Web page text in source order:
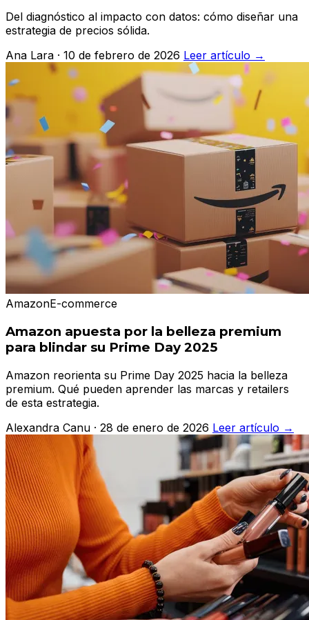
Del diagnóstico al impacto con datos: cómo diseñar una
estrategia de precios sólida.
Ana Lara · 10 de febrero de 2026 Leer artículo →
AmazonE-commerce
Amazon apuesta por la belleza premium
para blindar su Prime Day 2025
Amazon reorienta su Prime Day 2025 hacia la belleza
premium. Qué pueden aprender las marcas y retailers
de esta estrategia.
Alexandra Canu · 28 de enero de 2026 Leer artículo →